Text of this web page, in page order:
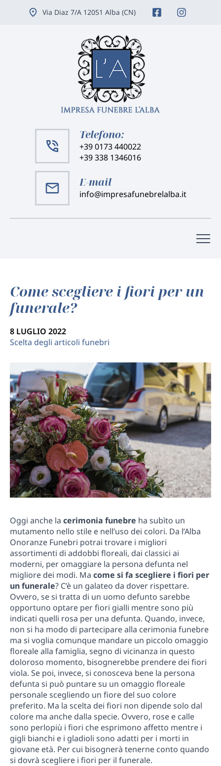
Via Diaz 7/A 12051 Alba (CN)
Telefono:
+39 0173 440022
+39 338 1346016
E-mail
info@impresafunebrelalba.it
Come scegliere i fiori per un
funerale?
8 LUGLIO 2022
Scelta degli articoli funebri
Oggi anche la cerimonia funebre ha subìto un
mutamento nello stile e nell’uso dei colori. Da l’Alba
Onoranze Funebri potrai trovare i migliori
assortimenti di addobbi floreali, dai classici ai
moderni, per omaggiare la persona defunta nel
migliore dei modi. Ma come si fa scegliere i fiori per
un funerale? C’è un galateo da dover rispettare.
Ovvero, se si tratta di un uomo defunto sarebbe
opportuno optare per fiori gialli mentre sono più
indicati quelli rosa per una defunta. Quando, invece,
non si ha modo di partecipare alla cerimonia funebre
ma si voglia comunque mandare un piccolo omaggio
floreale alla famiglia, segno di vicinanza in questo
doloroso momento, bisognerebbe prendere dei fiori
viola. Se poi, invece, si conosceva bene la persona
defunta si può puntare su un omaggio floreale
personale scegliendo un fiore del suo colore
preferito. Ma la scelta dei fiori non dipende solo dal
colore ma anche dalla specie. Ovvero, rose e calle
sono perlopiù i fiori che esprimono affetto mentre i
gigli bianchi e i gladioli sono adatti per i morti in
giovane età. Per cui bisognerà tenerne conto quando
si dovrà scegliere i fiori per il funerale.